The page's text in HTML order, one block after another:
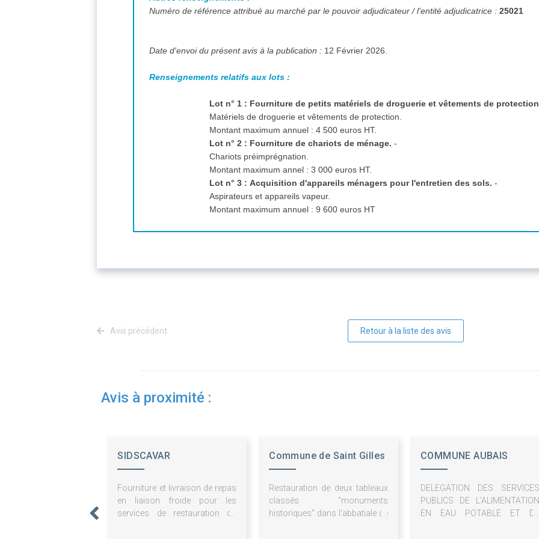
Numéro de référence attribué au marché par le pouvoir adjudicateur / l'entité adjudicatrice :25021
Date d'envoi du présent avis à la publication : 12 Février 2026.
Renseignements relatifs aux lots :
Lot n° 1 : Fourniture de petits matériels de droguerie et vêtements de
Matériels de droguerie et vêtements de protection.
Montant maximum annuel : 4 500 euros HT.
Lot n° 2 : Fourniture de chariots de ménage. -
Chariots préimprégnation.
Montant maximum annel : 3 000 euros HT.
Lot n° 3 : Acquisition d'appareils ménagers pour l'entretien des sols. -
Aspirateurs et appareils vapeur.
Montant maximum annuel : 9 600 euros HT
Avis précédent Retour à la liste des avis
Avis à proximité :
SIDSCAVAR
Fourniture et livraison de repas
en liaison froide pour les
services de restauration du
Commune de Saint Gilles
Restauration de deux tableaux
classés "monuments
historiques" dans l'abbatiale de
COMMUNE AUBAIS
DELEGATION DES SERVICES
PUBLICS DE L'ALIMENTATION
EN EAU POTABLE ET DE